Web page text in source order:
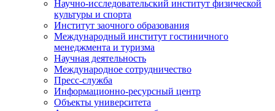
Научно-исследовательский институт физической
культуры и спорта
Институт заочного образования
Международный институт гостиничного
менеджмента и туризма
Научная деятельность
Международное сотрудничество
Пресс-служба
Информационно-ресурсный центр
Объекты университета